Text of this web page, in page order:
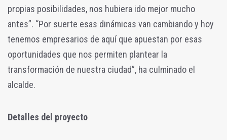
propias posibilidades, nos hubiera ido mejor mucho
antes”. “Por suerte esas dinámicas van cambiando y hoy
tenemos empresarios de aquí que apuestan por esas
oportunidades que nos permiten plantear la
transformación de nuestra ciudad”, ha culminado el
alcalde.
Detalles del proyecto